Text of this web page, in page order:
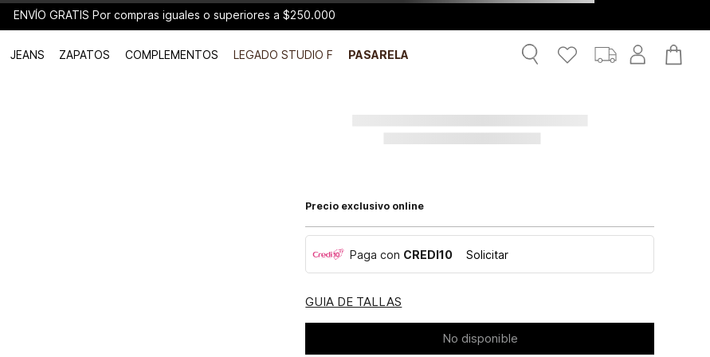
ENVÍO GRATIS Por compras iguales o superiores a $250.000
JEANS ZAPATOS COMPLEMENTOS LEGADO STUDIO F PASARELA
Precio exclusivo online
Paga con CREDI10 Solicitar
GUIA DE TALLAS
No disponible